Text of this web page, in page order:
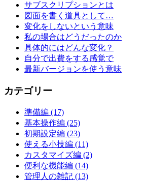
サブスクリプションとは
図面を書く道具として…
変化をしないという意味
私の場合はどうだったのか
具体的にはどんな変化？
自分で出費をする感覚で
最新バージョンを使う意味
カテゴリー
準備編 (17)
基本操作編 (25)
初期設定編 (23)
使える小技編 (11)
カスタマイズ編 (2)
便利な機能編 (14)
管理人の雑記 (13)